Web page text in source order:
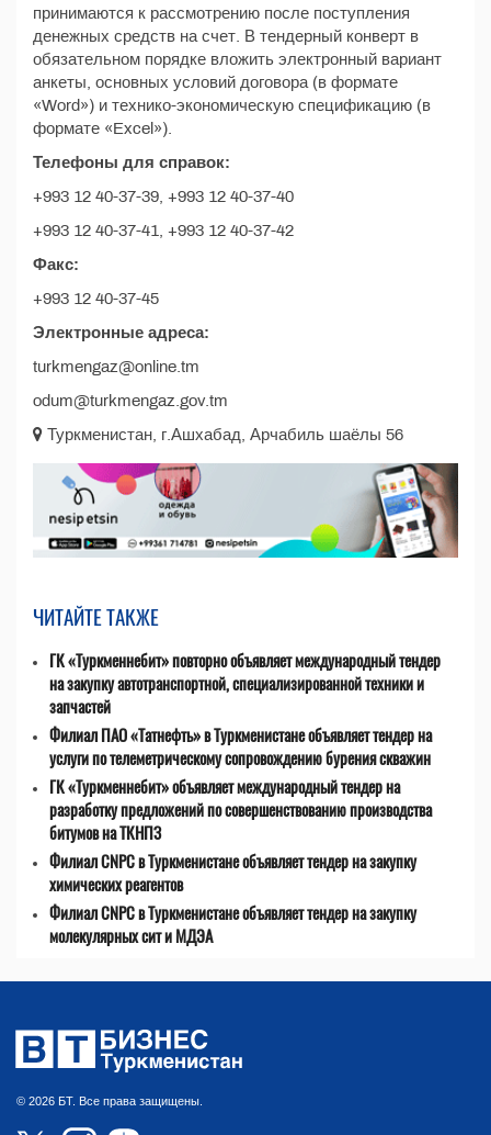
принимаются к рассмотрению после поступления
денежных средств на счет. В тендерный конверт в
обязательном порядке вложить электронный вариант
анкеты, основных условий договора (в формате
«Word») и технико-экономическую спецификацию (в
формате «Excel»).
Телефоны для справок:
+993 12 40-37-39, +993 12 40-37-40
+993 12 40-37-41, +993 12 40-37-42
Факс:
+993 12 40-37-45
Электронные адреса:
turkmengaz@online.tm
odum@turkmengaz.gov.tm
Туркменистан, г.Ашхабад, Арчабиль шаёлы 56
ЧИТАЙТЕ ТАКЖЕ
ГК «Туркменнебит» повторно объявляет международный тендер
на закупку автотранспортной, специализированной техники и
запчастей
Филиал ПАО «Татнефть» в Туркменистане объявляет тендер на
услуги по телеметрическому сопровождению бурения скважин
ГК «Туркменнебит» объявляет международный тендер на
разработку предложений по совершенствованию производства
битумов на ТКНПЗ
Филиал CNPC в Туркменистане объявляет тендер на закупку
химических реагентов
Филиал CNPC в Туркменистане объявляет тендер на закупку
молекулярных сит и МДЭА
© 2026 БТ. Все права защищены.